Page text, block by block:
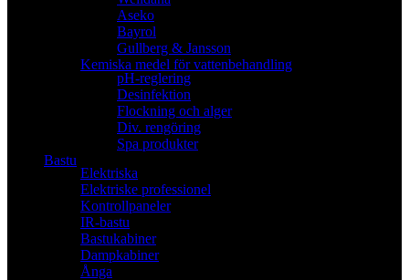
Aseko
Bayrol
Gullberg & Jansson
Kemiska medel för vattenbehandling
pH-reglering
Desinfektion
Flockning och alger
Div. rengöring
Spa produkter
Bastu
Elektriska
Elektriske professionel
Kontrollpaneler
IR-bastu
Bastukabiner
Dampkabiner
Ånga